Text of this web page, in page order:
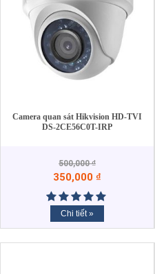
Camera quan sát Hikvision HD-TVI
DS-2CE56C0T-IRP
500,000₫
350,000 ₫
Chi tiết »